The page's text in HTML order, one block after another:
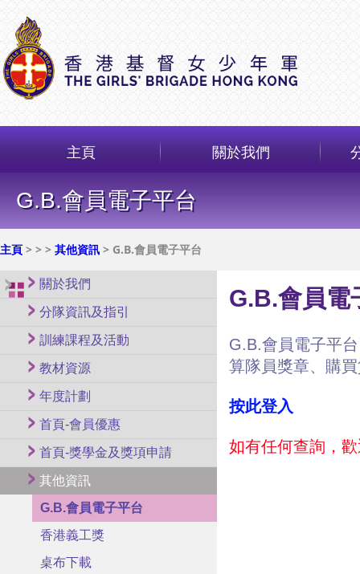
主頁 關於我們
G.B.會員電子平台
主頁 > > > 其他資訊 > G.B.會員電子平台
關於我們
分隊資訊及指引
訓練課程及活動
教材資源
年度計劃
首頁-會員優惠
首頁-獎學金及獎項申請
其他資訊
G.B.會員電子平台
香港義工獎
桌布下載
G.B.會員電
G.B.會員電子平
算隊員獎章、購
按此登入
如有任何查詢，